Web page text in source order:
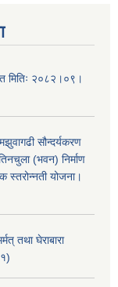
मितिः २०८२।०९।
सौन्दर्यकरण
(भवन) निर्माण
स्तरोन्नती योजना।
तथा घेराबारा